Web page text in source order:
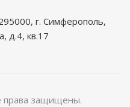
г. Симферополь,
д.4, кв.17
права защищены.